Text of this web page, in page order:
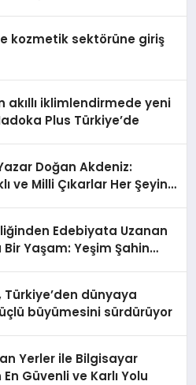
kozmetik sektörüne giriş
akıllı iklimlendirmede yeni
Plus Türkiye’de
Doğan Akdeniz:
ve Milli Çıkarlar Her Şeyin
Edebiyata Uzanan
Bir Yaşam: Yeşim Şahin
Türkiye’den dünyaya
büyümesini sürdürüyor
Yerler ile Bilgisayar
Güvenli ve Karlı Yolu